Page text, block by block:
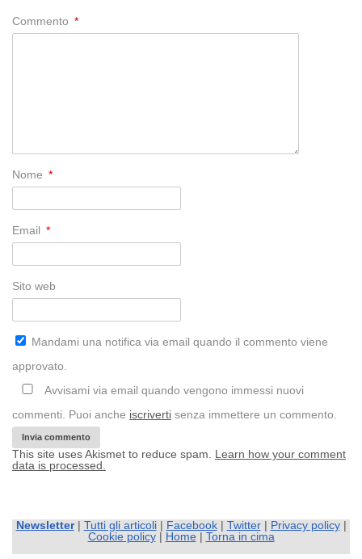
Commento *
Nome *
Email *
Sito web
Mandami una notifica via email quando il commento viene
approvato.
Avvisami via email quando vengono immessi nuovi
commenti. Puoi anche iscriverti senza immettere un commento.
This site uses Akismet to reduce spam. Learn how your comment
data is processed.
Newsletter| Tutti gli articoli| Facebook| Twitter| Privacy policy|
Cookie policy| Home| Torna in cima